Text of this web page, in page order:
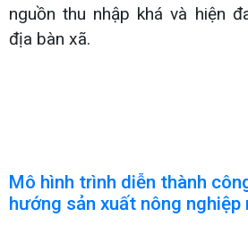
nguồn thu nhập khá và hiện
địa bàn xã.
Mô hình trình diễn thành
hướng sản xuất nông nghiệp